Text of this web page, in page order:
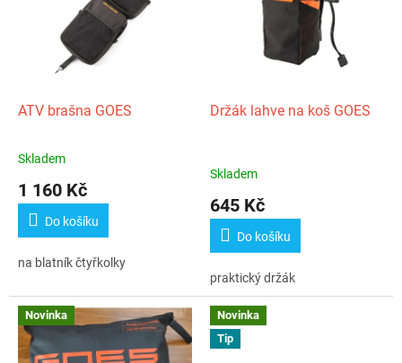
ATV brašna GOES
Průměrné
produktu
5,0
5
Skladem
1 160 Kč
Do košíku
na blatník čtyřkolky
Držák lahve na koš GOES
Skladem
645 Kč
Do košíku
praktický držák
Novinka
Novinka
Tip